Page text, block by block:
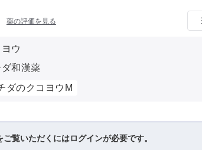
薬の評価を見る
ウ
ダ和漢薬
ダのクコヨウM
覧いただくにはログインが必要です。